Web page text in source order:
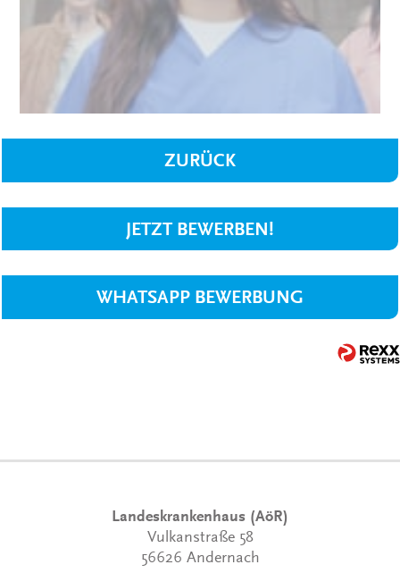
ZURÜCK
JETZT BEWERBEN!
WHATSAPP BEWERBUNG
Landeskrankenhaus (AöR)
Vulkanstraße 58
56626 Andernach